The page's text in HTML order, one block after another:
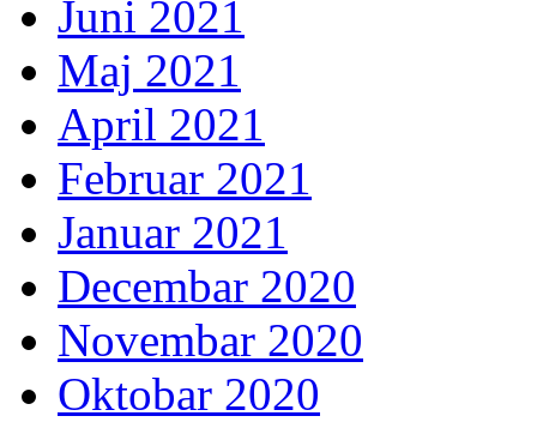
Juni 2021
Maj 2021
April 2021
Februar 2021
Januar 2021
Decembar 2020
Novembar 2020
Oktobar 2020